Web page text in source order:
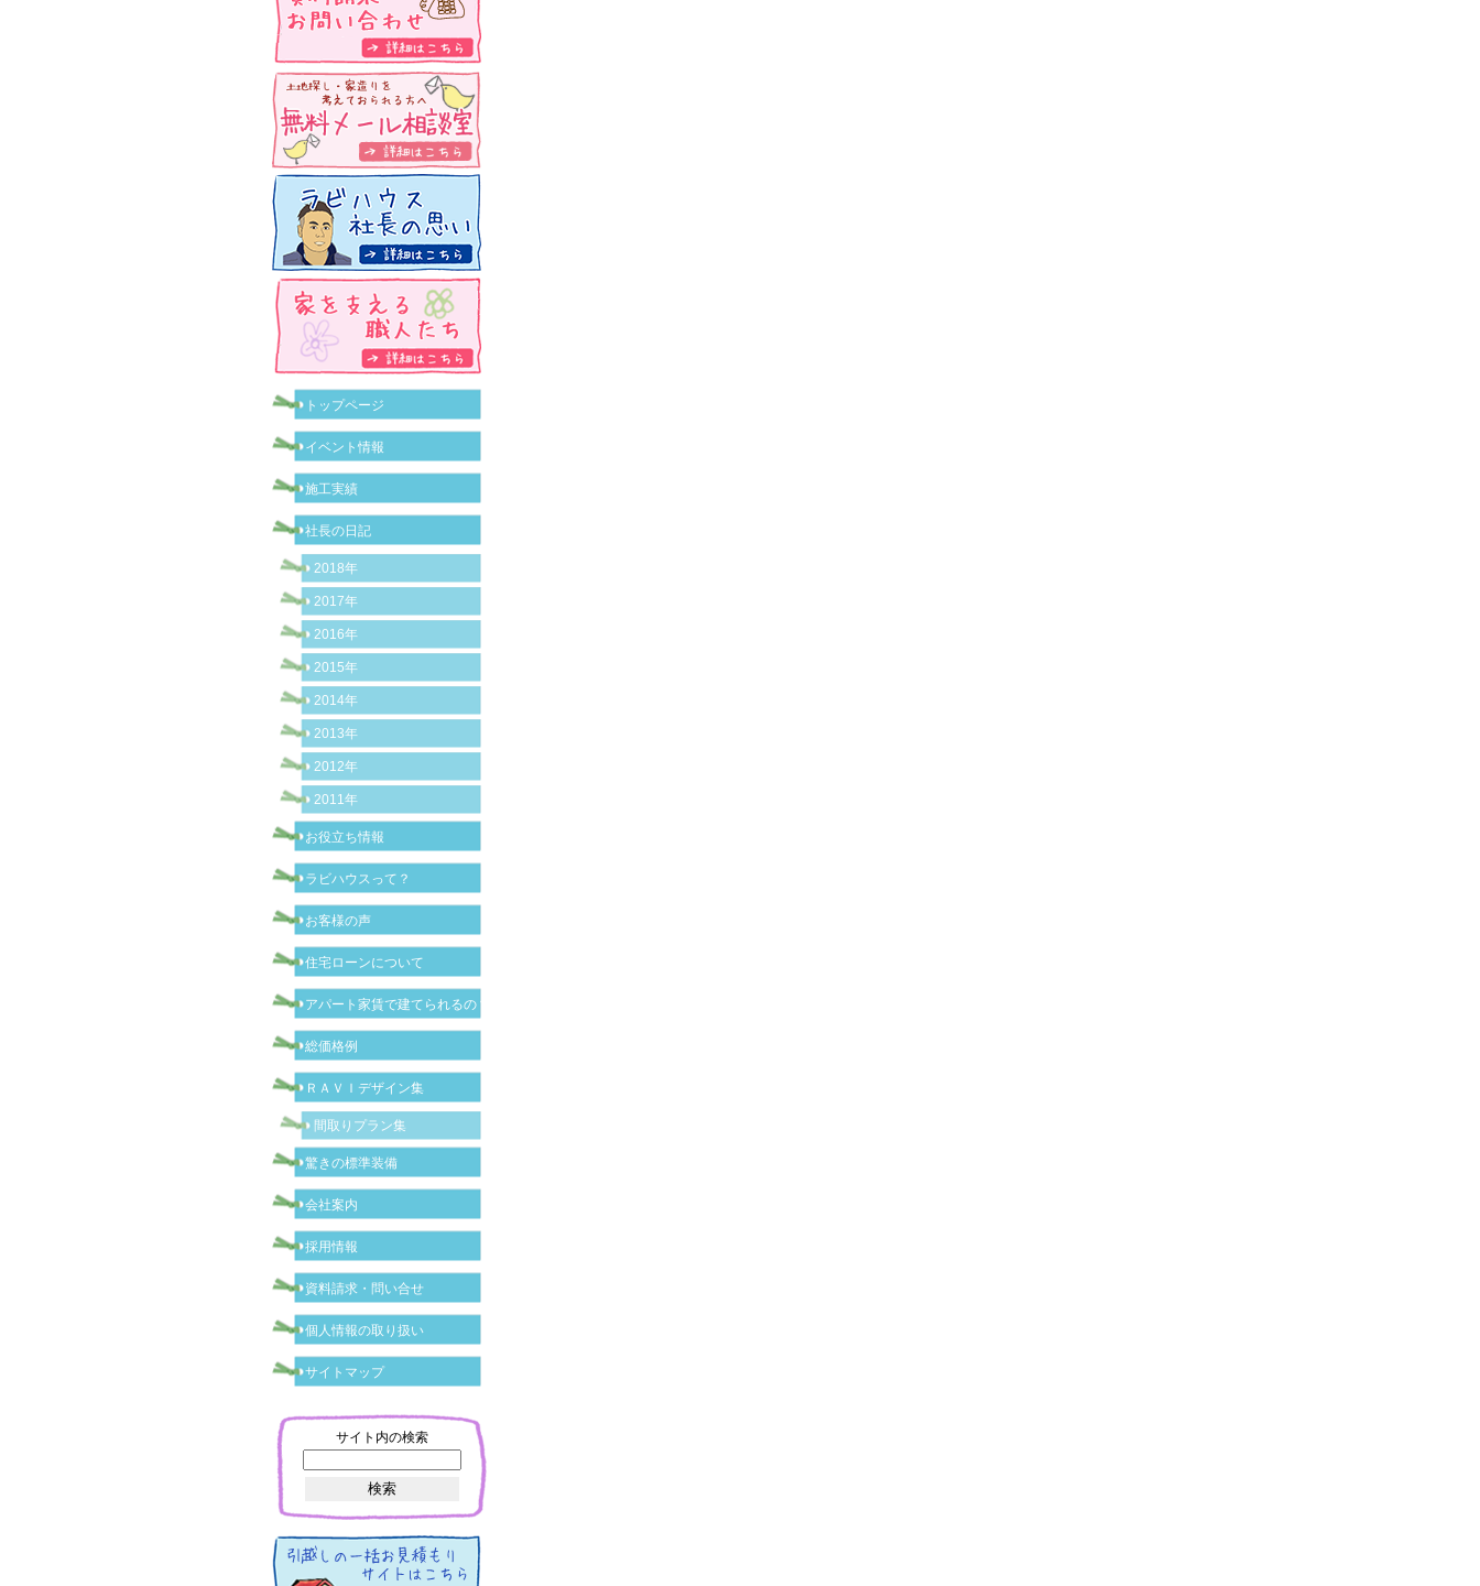
トップページ
イベント情報
施工実績
社長の日記
2018年
2017年
2016年
2015年
2014年
2013年
2012年
2011年
お役立ち情報
ラビハウスって？
お客様の声
住宅ローンについて
アパート家賃で建てられるの？
総価格例
ＲＡＶＩデザイン集
間取りプラン集
驚きの標準装備
会社案内
採用情報
資料請求・問い合せ
個人情報の取り扱い
サイトマップ
サイト内の検索